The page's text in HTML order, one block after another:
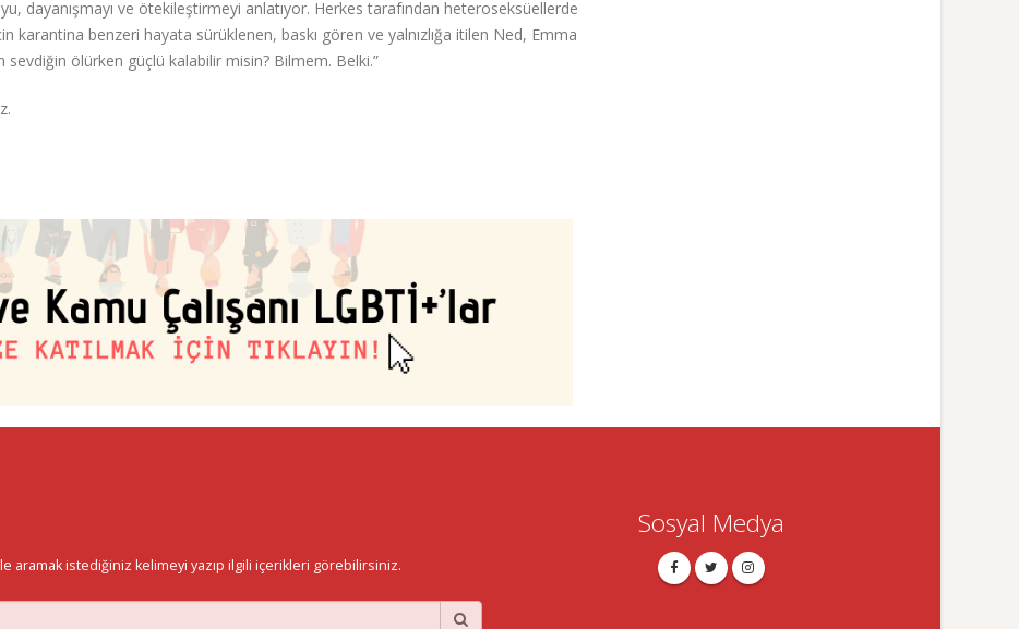
dayanışmayı ve ötekileştirmeyi anlatıyor. Herkes tarafından heteroseksüellerde
karantina benzeri hayata sürüklenen, baskı gören ve yalnızlığa itilen Ned, Emma
sevdiğin ölürken güçlü kalabilir misin? Bilmem. Belki.”
aramak istediğiniz kelimeyi yazıp ilgili içerikleri görebilirsiniz.
Sosyal Medya